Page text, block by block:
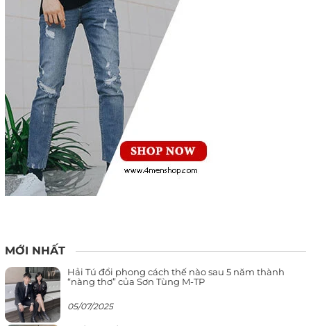
MỚI NHẤT
Hải Tú đổi phong cách thế nào sau 5 năm thành
“nàng thơ” của Sơn Tùng M-TP
05/07/2025